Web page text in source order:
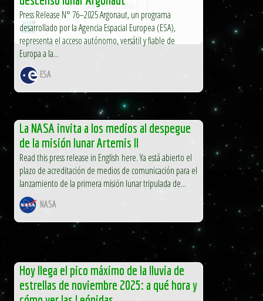
largas, diciembre se convierte en uno […]
El Independiente
Press Release N° 76–2025 Argonaut, un programa
desarrollado por la Agencia Espacial Europea (ESA),
representa el acceso autónomo, versátil y fiable de
Europa a la...
ESA
La NASA invita a los medios al despegue
de la misión lunar Artemis II
Read this press release in English here. Ya está abierto el
plazo de acreditación de medios de comunicación para el
lanzamiento de la primera misión lunar tripulada de...
NASA
Hoy llega el pico máximo de la lluvia de
estrellas de noviembre 2025: a qué hora y